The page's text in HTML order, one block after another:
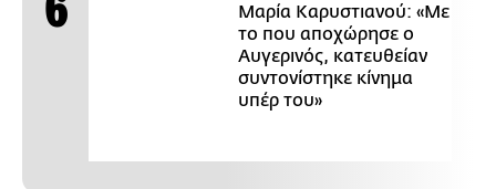
Μαρία Καρυστιανού: «Με
το που αποχώρησε ο
Αυγερινός, κατευθείαν
συντονίστηκε κίνημα
υπέρ του»